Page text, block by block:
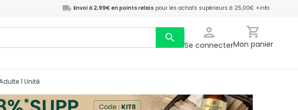
Envoi à 2,99€ en points relais pour les achats supérieurs à 25,00€ +info
Se connecterMon panier
1 Unité